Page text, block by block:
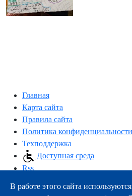
Главная
Карта сайта
Правила сайта
Политика конфиденциальности
Техподдержка
Доступная среда
Rss
163000, г.Архангельск, пр-т
В работе этого сайта